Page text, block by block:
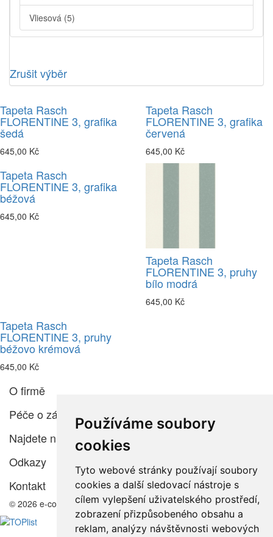
Používáme soubory
cookies
Tyto webové stránky používají soubory
cookies a další sledovací nástroje s
cílem vylepšení uživatelského prostředí,
zobrazení přizpůsobeného obsahu a
reklam, analýzy návštěvnosti webových
Vliesová (5)
Zrušit výběr
Tapeta Rasch
FLORENTINE 3, grafika
šedá
645,00 Kč
Tapeta Rasch
FLORENTINE 3, grafika
červená
645,00 Kč
Tapeta Rasch
FLORENTINE 3, grafika
béžová
645,00 Kč
Tapeta Rasch
FLORENTINE 3, pruhy
bílo modrá
645,00 Kč
Tapeta Rasch
FLORENTINE 3, pruhy
béžovo krémová
645,00 Kč
O firmě
Péče o zákazníka
Najdete nás
Odkazy
Kontakt
© 2026 e-color.cz